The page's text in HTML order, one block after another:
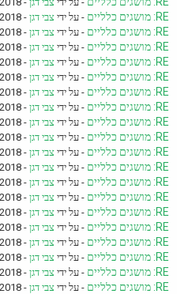
RE: מושגים כלליים - על ידי צבי דגן - 03-15-2018, 04:41 PM
RE: מושגים כלליים - על ידי צבי דגן - 03-15-2018, 09:06 PM
RE: מושגים כלליים - על ידי צבי דגן - 03-15-2018, 09:08 PM
RE: מושגים כלליים - על ידי צבי דגן - 03-15-2018, 09:13 PM
RE: מושגים כלליים - על ידי צבי דגן - 03-15-2018, 09:18 PM
RE: מושגים כלליים - על ידי צבי דגן - 03-15-2018, 09:46 PM
RE: מושגים כלליים - על ידי צבי דגן - 03-15-2018, 10:09 PM
RE: מושגים כלליים - על ידי צבי דגן - 03-15-2018, 10:11 PM
RE: מושגים כלליים - על ידי צבי דגן - 03-15-2018, 10:13 PM
RE: מושגים כלליים - על ידי צבי דגן - 03-15-2018, 10:15 PM
RE: מושגים כלליים - על ידי צבי דגן - 03-15-2018, 10:17 PM
RE: מושגים כלליים - על ידי צבי דגן - 03-15-2018, 10:19 PM
RE: מושגים כלליים - על ידי צבי דגן - 03-15-2018, 11:09 PM
RE: מושגים כלליים - על ידי צבי דגן - 03-15-2018, 11:11 PM
RE: מושגים כלליים - על ידי צבי דגן - 03-17-2018, 08:32 PM
RE: מושגים כלליים - על ידי צבי דגן - 03-19-2018, 07:29 AM
RE: מושגים כלליים - על ידי צבי דגן - 04-08-2018, 02:14 PM
RE: מושגים כלליים - על ידי צבי דגן - 04-16-2018, 11:31 PM
RE: מושגים כלליים - על ידי צבי דגן - 05-20-2018, 09:31 PM